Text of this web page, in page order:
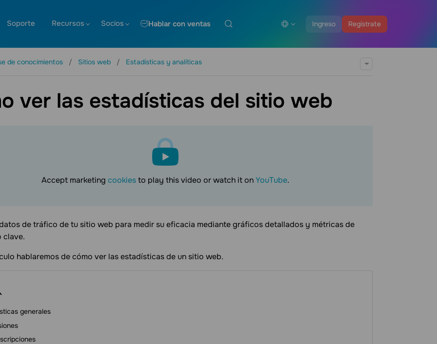
Ingreso Regístrate
Soporte Recursos Socios Hablar con ventas
de conocimientos Sitios web Estadísticas y analíticas
ver las estadísticas del sitio web
Accept marketing cookiesto play this video or watch it onYouTube.
de tráfico de tu sitio web para medir su eficacia mediante gráficos detallados y métricas de
clave.
hablaremos de cómo ver las estadísticas de un sitio web.
generales